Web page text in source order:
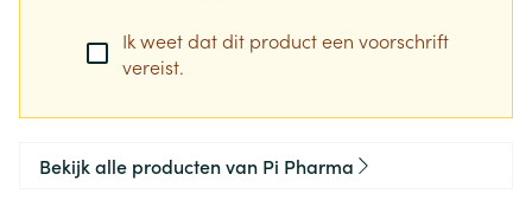
Ik weet dat dit product een voorschrift
vereist.
Bekijk alle producten van Pi Pharma